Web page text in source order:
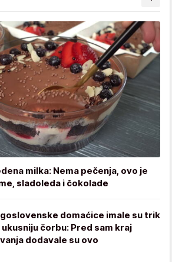
milka: Nema pečenja, ovo je
sladoleda i čokolade
domaćice imale su trik
ukusniju čorbu: Pred sam kraj
dodavale su ovo